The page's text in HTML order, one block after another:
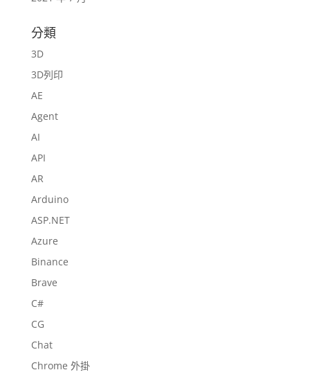
分類
3D
3D列印
AE
Agent
AI
API
AR
Arduino
ASP.NET
Azure
Binance
Brave
C#
CG
Chat
Chrome 外掛